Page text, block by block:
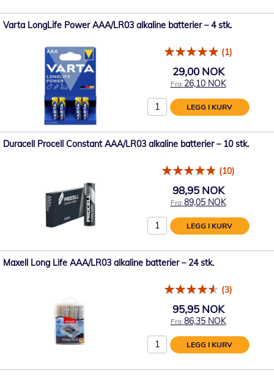
Varta LongLife Power AAA/LR03 alkaline batterier – 4 stk.
(1)
29,00 NOK
Fra 26,10 NOK
LEGG I KURV
Duracell Procell Constant AAA/LR03 alkaline batterier – 10 stk.
(10)
98,95 NOK
Fra 89,05 NOK
LEGG I KURV
Maxell Long Life AAA/LR03 alkaline batterier – 24 stk.
(3)
95,95 NOK
Fra 86,35 NOK
LEGG I KURV